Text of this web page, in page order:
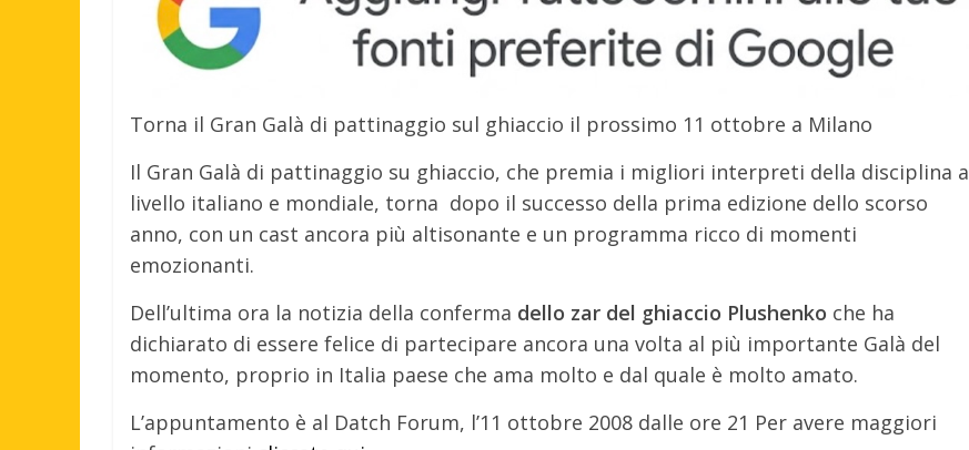
Torna il Gran Galà di pattinaggio sul ghiaccio il prossimo 11 ottobre a Milano
Il Gran Galà di pattinaggio su ghiaccio, che premia i migliori interpreti della disciplina a
livello italiano e mondiale, torna dopo il successo della prima edizione dello scorso
anno, con un cast ancora più altisonante e un programma ricco di momenti
emozionanti.
Dell’ultima ora la notizia della conferma dello zar del ghiaccio Plushenko che ha
dichiarato di essere felice di partecipare ancora una volta al più importante Galà del
momento, proprio in Italia paese che ama molto e dal quale è molto amato.
L’appuntamento è al Datch Forum, l’11 ottobre 2008 dalle ore 21 Per avere maggiori